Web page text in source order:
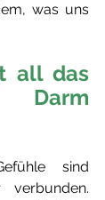
was uns
all das
sind
verbunden.